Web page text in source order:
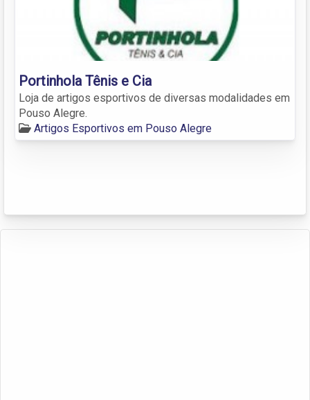
Portinhola Tênis e Cia
Loja de artigos esportivos de diversas modalidades em
Pouso Alegre.
Artigos Esportivos em Pouso Alegre